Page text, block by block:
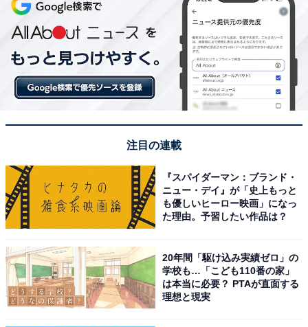
注目の連載
『スパイダーマン：ブランド・
ニュー・デイ』が「史上もっと
も優しいヒーロー映画」になっ
た理由。予習したい作品は？
20年間「駆け込み実績ゼロ」の
学校も…「こども110番の家」
は本当に必要？ PTAが直面する
理想と現実